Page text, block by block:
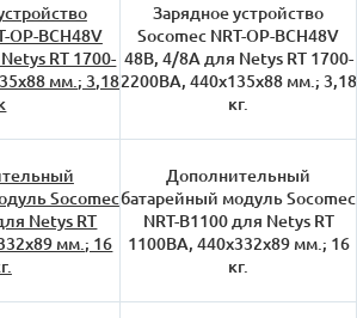
OP-BCH48V
RT 1700-
мм.; 3,18
Зарядное устройство
Socomec NRT-OP-BCH48V
48В, 4/8А для Netys RT 1700-
2200ВА, 440х135х88 мм.; 3,18
кг.
Socomec
Netys RT
мм.; 16
Дополнительный
батарейный модуль Socomec
NRT-B1100 для Netys RT
1100ВА, 440х332х89 мм.; 16
кг.